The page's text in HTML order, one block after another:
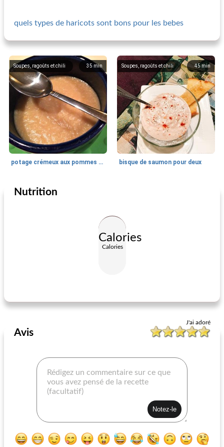
quels types de haricots sont bons pour les bebes
35 min
Soupes, ragoûts et chili
potage crémeux aux pommes de terre et au maïs
45 min
Soupes, ragoûts et chili
bisque de saumon pour deux
Soupes, ragoûts et chili
Nutrition
Calories
Calories
J'ai adoré
Avis